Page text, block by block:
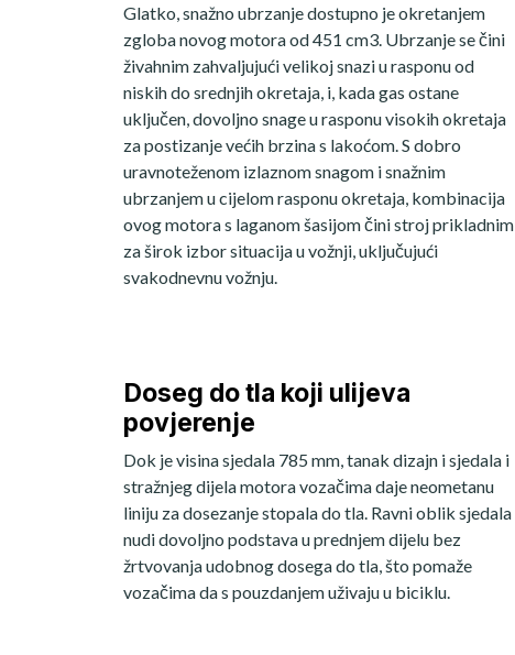
Glatko, snažno ubrzanje dostupno je okretanjem
zgloba novog motora od 451 cm3. Ubrzanje se čini
živahnim zahvaljujući velikoj snazi u rasponu od
niskih do srednjih okretaja, i, kada gas ostane
uključen, dovoljno snage u rasponu visokih okretaja
za postizanje većih brzina s lakoćom. S dobro
uravnoteženom izlaznom snagom i snažnim
ubrzanjem u cijelom rasponu okretaja, kombinacija
ovog motora s laganom šasijom čini stroj prikladnim
za širok izbor situacija u vožnji, uključujući
svakodnevnu vožnju.
Doseg do tla koji ulijeva
povjerenje
Dok je visina sjedala 785 mm, tanak dizajn i sjedala i
stražnjeg dijela motora vozačima daje neometanu
liniju za dosezanje stopala do tla. Ravni oblik sjedala
nudi dovoljno podstava u prednjem dijelu bez
žrtvovanja udobnog dosega do tla, što pomaže
vozačima da s pouzdanjem uživaju u biciklu.